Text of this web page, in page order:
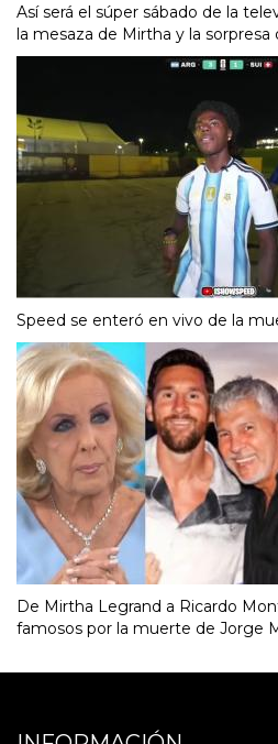
Así será el súper sábado de la
la mesaza de Mirtha y la sorpresa
Speed se enteró en vivo de la
De Mirtha Legrand a Ricardo
famosos por la muerte de Jorge